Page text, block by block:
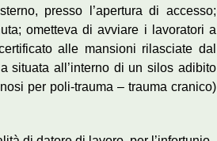
presso l’apertura di accesso;
ometteva di avviare i lavoratori a
alle mansioni rilasciate dal
situata all’interno di un silos adibito
per poli-trauma – trauma cranico)